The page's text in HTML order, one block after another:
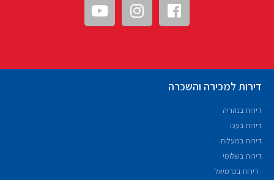
דירות למכירה והשכרה
דירות בנהריה
דירות בעכו
דירות במעלות
דירות בשלומי
דירות בכרמיאל